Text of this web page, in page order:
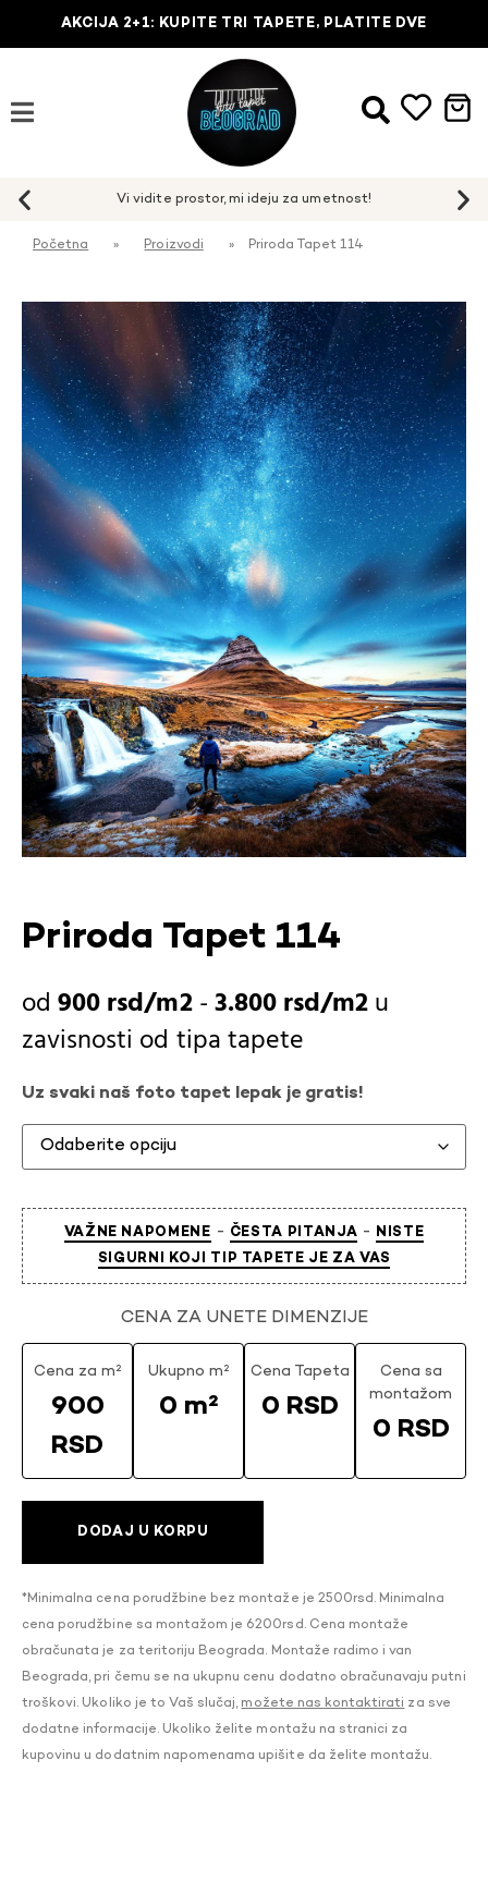
AKCIJA 2+1: KUPITE TRI TAPETE, PLATITE DVE
Početna » Proizvodi » Priroda Tapet 114
Priroda Tapet 114
900rsd -3.800rsd
u
zavisnosti od tipa tapete
Uz svaki naš foto tapet lepak je gratis!
VAŽNE NAPOMENE - ČESTA PITANJA - NISTE
SIGURNI KOJI TIP TAPETE JE ZA VAS
CENA ZA UNETE DIMENZIJE
Cena za m²
900
RSD
Ukupno m²
0 m²
Cena Tapeta
0 RSD
Cena sa
montažom
0 RSD
DODAJ U KORPU
*Minimalna cena porudžbine bez montaže je 2500rsd. Minimalna
cena porudžbine sa montažom je 6200rsd. Cena montaže
obračunata je za teritoriju Beograda. Montaže radimo i van
Beograda, pri čemu se na ukupnu cenu dodatno obračunavaju putni
troškovi. Ukoliko je to Vaš slučaj, možete nas kontaktirati za sve
dodatne informacije. Ukoliko želite montažu na stranici za
kupovinu u dodatnim napomenama upišite da želite montažu.